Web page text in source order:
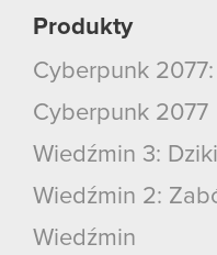
Produkty
Cyberpunk
Cyberpunk 2077
Wiedźmin 3:
Wiedźmin 2:
Wiedźmin